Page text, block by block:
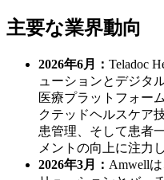
主要な業界動向
2026年6月： Teladoc
ューションとデジタ
医療プラットフォー
クテッドヘルスケア
患管理、そして患者
メントの向上に注力
2026年3月： Amwell